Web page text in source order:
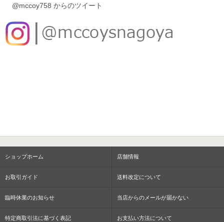
@mccoy758 からのツイート
ショップホーム 店舗情報
お取引ガイド 送料改定について
臨時休業のお知らせ 当店からのメールが届かない
特定商取引法に基づく表記 お支払い方法について